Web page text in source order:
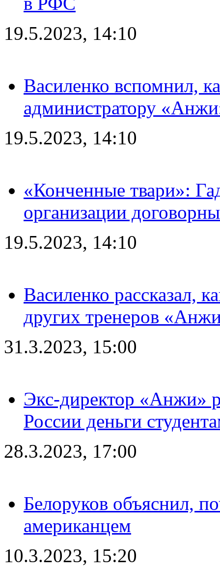
19.5.2023, 14:10
Василенко вспомнил,
администратору
19.5.2023, 14:10
«Конченные твари»:
организации
19.5.2023, 14:10
Василенко рассказал,
других тренеров
31.3.2023, 15:00
Экс-директор «Анжи»
России деньги
28.3.2023, 17:00
Белоруков объяснил,
американцем
10.3.2023, 15:20